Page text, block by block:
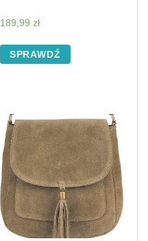
189,99 zł
SPRAWDŹ